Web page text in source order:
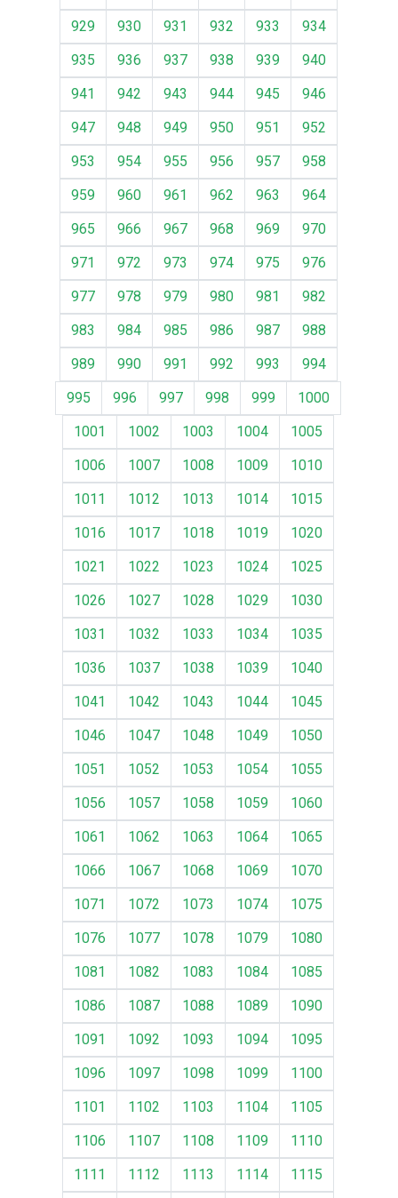
929
930 931 932 933
934
935
936 937 938 939
940
941
942 943 944 945
946
947
948 949 950 951
952
953
954 955 956 957
958
959
960 961 962 963
964
965
966 967 968 969
970
971
972 973 974 975
976
977
978 979 980 981
982
983
984 985 986 987
988
989
990 991 992 993
994
995
996 997 998 999
1000
1001
1002 1003 1004
1005
1006
1007 1008 1009
1010
1011
1012 1013 1014
1015
1016
1017 1018 1019
1020
1021
1022 1023 1024
1025
1026
1027 1028 1029
1030
1031
1032 1033 1034
1035
1036
1037 1038 1039
1040
1041
1042 1043 1044
1045
1046
1047 1048 1049
1050
1051
1052 1053 1054
1055
1056
1057 1058 1059
1060
1061
1062 1063 1064
1065
1066
1067 1068 1069
1070
1071
1072 1073 1074
1075
1076
1077 1078 1079
1080
1081
1082 1083 1084
1085
1086
1087 1088 1089
1090
1091
1092 1093 1094
1095
1096
1097 1098 1099
1100
1101
1102 1103 1104
1105
1106
1107 1108 1109
1110
1111
1112 1113 1114 1115